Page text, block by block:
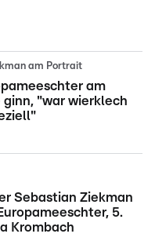
am Portrait
am
ginn, "war wierklech
Sebastian Ziekman
5.
Krombach